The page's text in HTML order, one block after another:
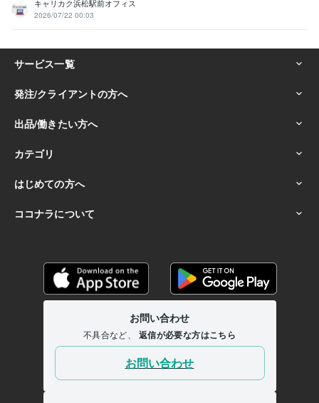
キャリカク浜松駅前オフィス
2026/07/22 00:03